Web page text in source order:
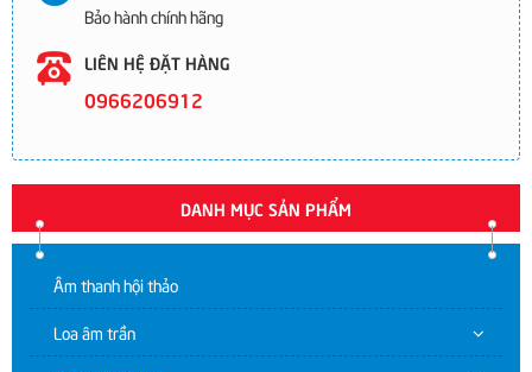
Bảo hành chính hãng
LIÊN HỆ ĐẶT HÀNG
0966206912
DANH MỤC SẢN PHẨM
Âm thanh hội thảo
Loa âm trần